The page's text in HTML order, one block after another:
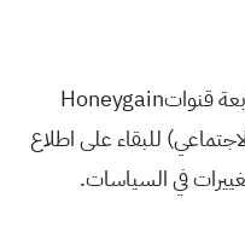
قنواتHoneygain
للبقاء على اطلاع
في السياسات.